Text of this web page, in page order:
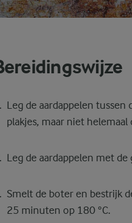
Leg de aardappelen
plakjes, maar niet helemaal
Leg de aardappelen met
Smelt de boter en bestrijk
25 minuten op 180 °C.